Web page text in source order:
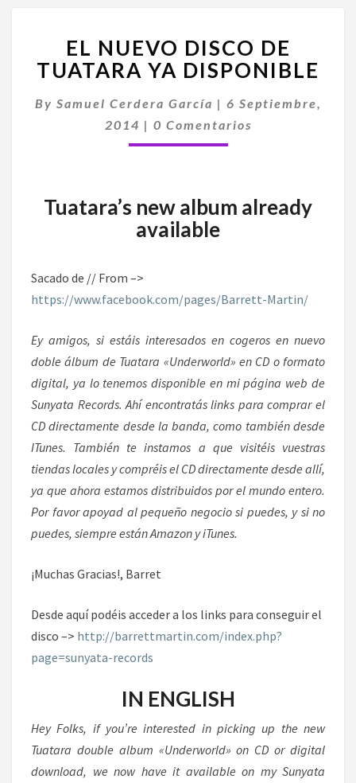
NUEVO
DISCO
DE
TUATARA
DISPONIBLE
EL NUEVO DISCO DE
TUATARA YA DISPONIBLE
By Samuel Cerdera García | 6 Septiembre,
2014 | Comentarios
0 Comentarios
Tuatara’s new album already
available
Sacado de // From –>
https://www.facebook.com/pages/Barrett-Martin/
Ey amigos, si estáis interesados en cogeros en nuevo
doble álbum de Tuatara «Underworld» en CD o formato
digital, ya lo tenemos disponible en mi página web de
Sunyata Records. Ahí encontratás links para comprar el
CD directamente desde la banda, como también desde
ITunes. También te instamos a que visitéis vuestras
tiendas locales y compréis el CD directamente desde allí,
ya que ahora estamos distribuidos por el mundo entero.
Por favor apoyad al pequeño negocio si puedes, y si no
puedes, siempre están Amazon y iTunes.
¡Muchas Gracias!, Barret
Desde aquí podéis acceder a los links para conseguir el
disco –> http://barrettmartin.com/index.php?
page=sunyata-records
IN ENGLISH
Hey Folks, if you’re interested in picking up the new
Tuatara double album «Underworld» on CD or digital
download, we now have it available on my Sunyata